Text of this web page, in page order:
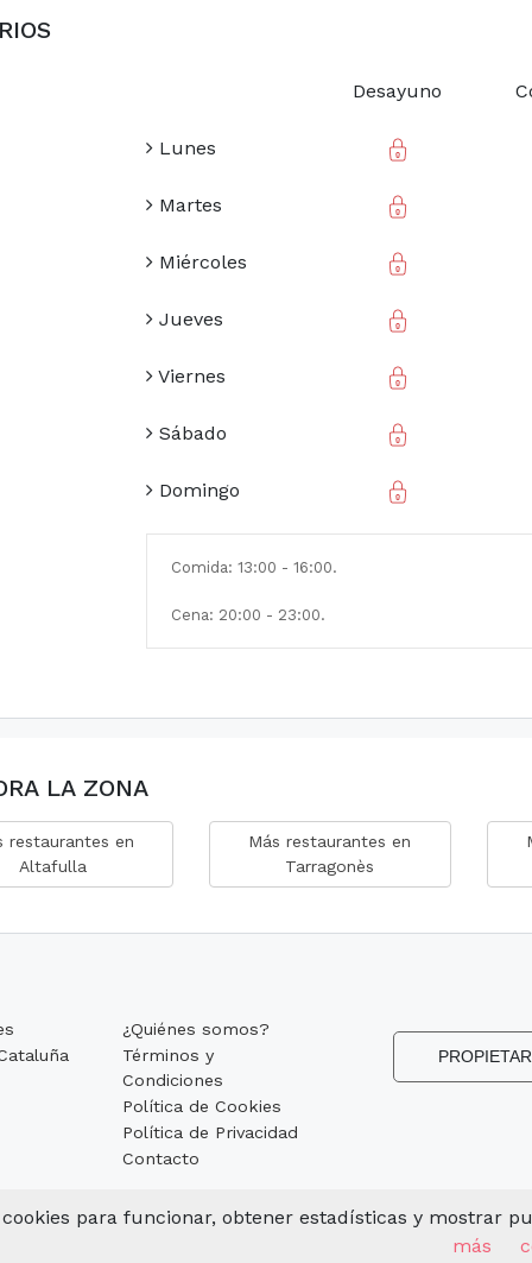
Desayuno
Lunes
Martes
Miércoles
Jueves
Viernes
Sábado
Domingo
Comida: 13:00 - 16:00.
Cena: 20:00 - 23:00.
LA ZONA
restaurantes en
Altafulla
Más restaurantes en
Tarragonès
¿Quiénes somos?
Términos y
Condiciones
Política de Cookies
Política de Privacidad
Contacto
para funcionar, obtener estadísticas y mostrar
más